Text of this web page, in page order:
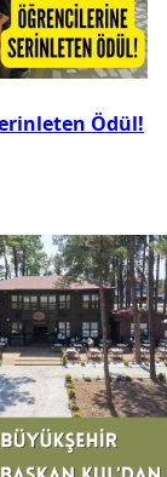
Ödül!